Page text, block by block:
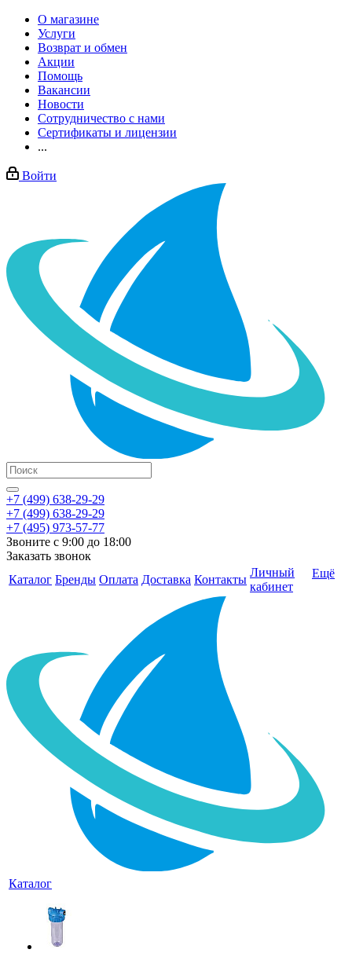
О магазине
Услуги
Возврат и обмен
Акции
Помощь
Вакансии
Новости
Сотрудничество с нами
Сертификаты и лицензии
...
Войти
+7 (499) 638-29-29
+7 (499) 638-29-29
+7 (495) 973-57-77
Звоните с 9:00 до 18:00
Заказать звонок
Каталог Бренды Оплата Доставка Контакты
Личный
кабинет
Ещё
Каталог